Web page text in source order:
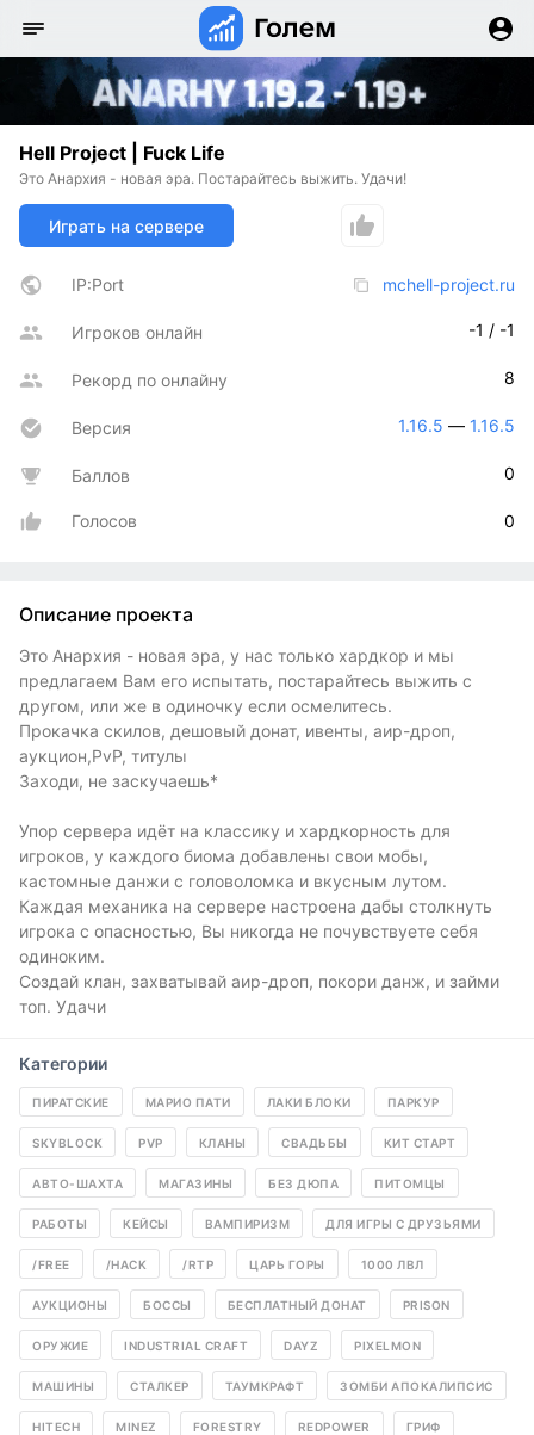
Hell Project | Fuck Life
Это Анархия - новая эра. Постарайтесь выжить. Удачи!
Играть на сервере
IP:Port mchell-project.ru
Игроков онлайн -1 / -1
Рекорд по онлайну 8
Версия 1.16.5 — 1.16.5
Баллов 0
Голосов 0
Описание проекта
Это Анархия - новая эра, у нас только хардкор и мы
предлагаем Вам его испытать, постарайтесь выжить с
другом, или же в одиночку если осмелитесь.
Прокачка скилов, дешовый донат, ивенты, аир-дроп,
аукцион,PvP, титулы
Заходи, не заскучаешь*
Упор сервера идёт на классику и хардкорность для
игроков, у каждого биома добавлены свои мобы,
кастомные данжи с головоломка и вкусным лутом.
Каждая механика на сервере настроена дабы столкнуть
игрока с опасностью, Вы никогда не почувствуете себя
одиноким.
Создай клан, захватывай аир-дроп, покори данж, и займи
топ. Удачи
Категории
ПИРАТСКИЕ МАРИО ПАТИ ЛАКИ БЛОКИ ПАРКУР
SKYBLOCK PVP КЛАНЫ СВАДЬБЫ КИТ СТАРТ
АВТО-ШАХТА МАГАЗИНЫ БЕЗ ДЮПА ПИТОМЦЫ
РАБОТЫ КЕЙСЫ ВАМПИРИЗМ ДЛЯ ИГРЫ С ДРУЗЬЯМИ
/FREE /HACK /RTP ЦАРЬ ГОРЫ 1000 ЛВЛ
АУКЦИОНЫ БОССЫ БЕСПЛАТНЫЙ ДОНАТ PRISON
ОРУЖИЕ INDUSTRIAL CRAFT DAYZ PIXELMON
МАШИНЫ СТАЛКЕР ТАУМКРАФТ ЗОМБИ АПОКАЛИПСИС
HITECH MINEZ FORESTRY REDPOWER ГРИФ